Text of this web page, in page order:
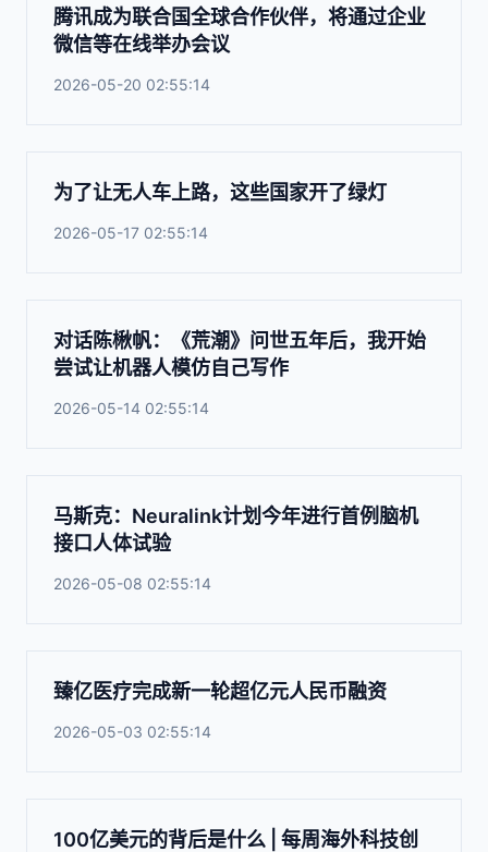
腾讯成为联合国全球合作伙伴，将通过企业
微信等在线举办会议
2026-05-20 02:55:14
为了让无人车上路，这些国家开了绿灯
2026-05-17 02:55:14
对话陈楸帆：《荒潮》问世五年后，我开始
尝试让机器人模仿自己写作
2026-05-14 02:55:14
马斯克：Neuralink计划今年进行首例脑机
接口人体试验
2026-05-08 02:55:14
臻亿医疗完成新一轮超亿元人民币融资
2026-05-03 02:55:14
100亿美元的背后是什么 | 每周海外科技创